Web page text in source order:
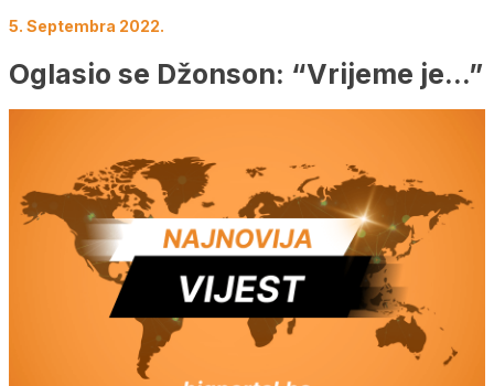
5. Septembra 2022.
Oglasio se Džonson: “Vrijeme je…”